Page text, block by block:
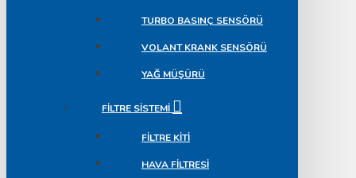
TURBO BASINÇ SENSÖRÜ
VOLANT KRANK SENSÖRÜ
YAĞ MÜŞÜRÜ
FILTRE SISTEMI
FILTRE KITI
HAVA FILTRESI